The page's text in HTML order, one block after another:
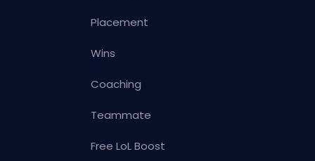
Placement
Wins
Coaching
Teammate
Free LoL Boost